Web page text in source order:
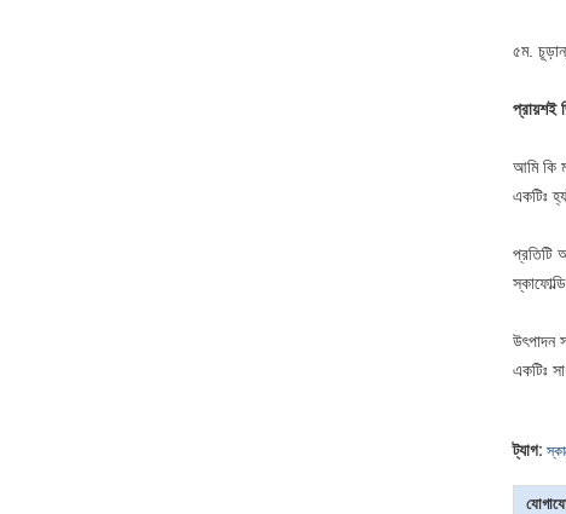
৫ম.
প্রায়শই
আমি কি
একটিঃ
প্রতিটি
উৎপাদন
একটিঃ
ট্যাগ: